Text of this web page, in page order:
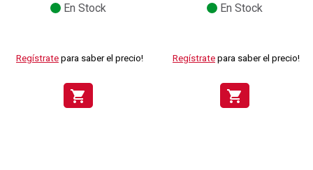
En Stock
Regístrate para saber el precio!
shopping_cart
En Stock
Regístrate para saber el precio!
shopping_cart